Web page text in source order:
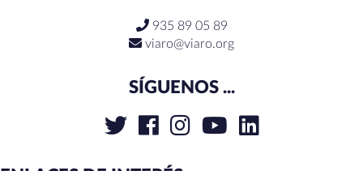
935 89 05 89
viaro@viaro.org
SÍGUENOS ...